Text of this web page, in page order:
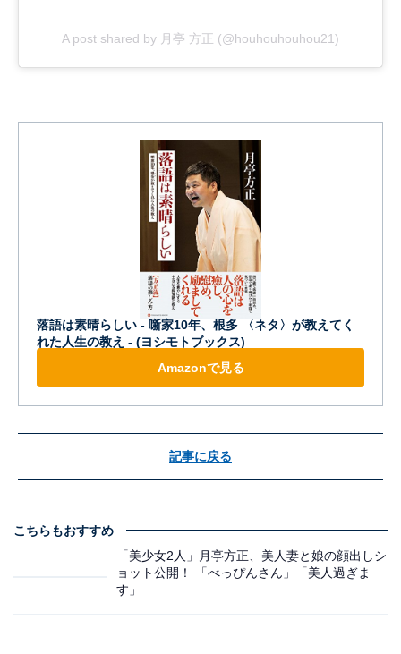
A post shared by 月亭 方正 (@houhouhouhou21)
落語は素晴らしい - 噺家10年、根多 〈ネタ〉が教えてく
れた人生の教え - (ヨシモトブックス)
Amazonで見る
記事に戻る
こちらもおすすめ
「美少女2人」月亭方正、美人妻と娘の顔出しシ
ョット公開！ 「べっぴんさん」「美人過ぎま
す」